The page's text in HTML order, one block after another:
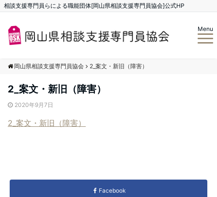
相談支援専門員らによる職能団体[岡山県相談支援専門員協会]公式HP
Menu
岡山県相談支援専門員協会 2_案文・新旧（障害）
2_案文・新旧（障害）
2020年9月7日
2_案文・新旧（障害）
Facebook